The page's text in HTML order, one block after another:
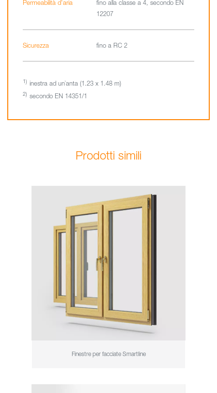
Permeabilità d'aria
fino alla classe a 4, secondo EN
12207
Sicurezza fino a RC 2
inestra ad un`anta (1.23 x 1.48 m)
secondo EN 14351/1
Prodotti simili
Finestre per facciate Smartline